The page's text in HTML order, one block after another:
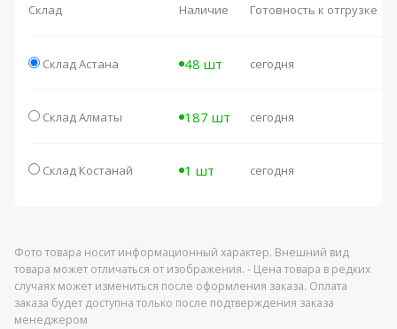
Склад Наличие Готовность к отгрузке
Склад Астана 48 шт сегодня
Склад Алматы 187 шт сегодня
Склад Костанай 1 шт сегодня
Фото товара носит информационный характер. Внешний вид
товара может отличаться от изображения. - Цена товара в редких
случаях может измениться после оформления заказа. Оплата
заказа будет доступна только после подтверждения заказа
менеджером